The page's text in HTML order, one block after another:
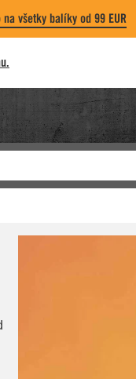
všetky balíky od 99 EUR